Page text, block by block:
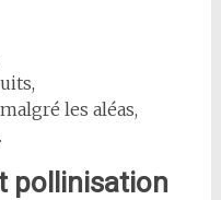
les aléas,
pollinisation